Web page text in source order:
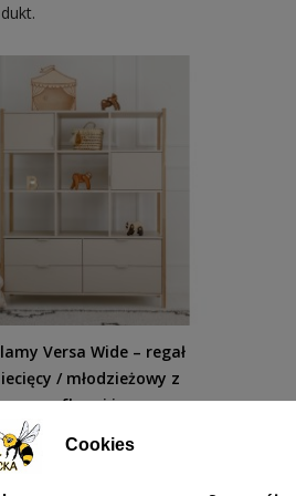
Versa Wide – regał
/ młodzieżowy z
szafkami i...
1 256,00 zł
Cookies